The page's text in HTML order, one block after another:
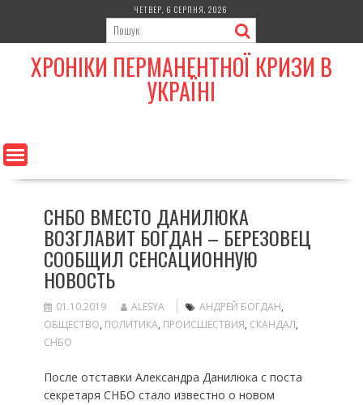
content
ЧЕТВЕР, 6 СЕРПНЯ, 2026
ХРОНІКИ ПЕРМАНЕНТНОЇ КРИЗИ В
УКРАЇНІ
СНБО ВМЕСТО ДАНИЛЮКА
ВОЗГЛАВИТ БОГДАН – БЕРЕЗОВЕЦ
СООБЩИЛ СЕНСАЦИОННУЮ
НОВОСТЬ
01.10.2019 ALESYA АНДРЕЙ БОГДАН,
ОБЩЕСТВО, ПОЛИТИКА, ПРОИСШЕСТВИЯ, СКАНДАЛ,
СНБО
После отставки Александра Данилюка с поста
секретаря СНБО стало известно о новом